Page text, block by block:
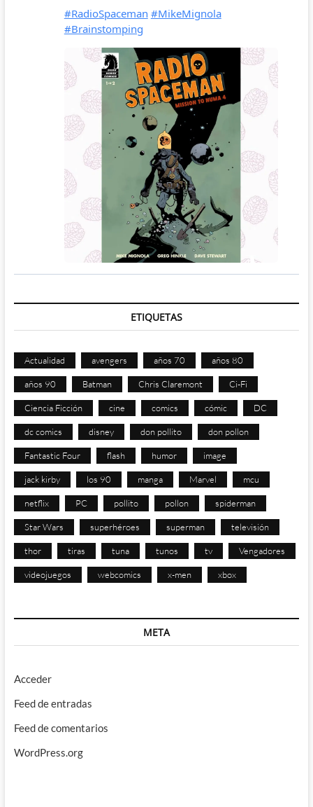
ETIQUETAS
Actualidad avengers años 70 años 80
años 90 Batman Chris Claremont Ci-Fi
Ciencia Ficción cine comics cómic DC
dc comics disney don pollito don pollon
Fantastic Four flash humor image
jack kirby los 90 manga Marvel mcu
netflix PC pollito pollon spiderman
Star Wars superhéroes superman televisión
thor tiras tuna tunos tv Vengadores
videojuegos webcomics x-men xbox
META
Acceder
Feed de entradas
Feed de comentarios
WordPress.org